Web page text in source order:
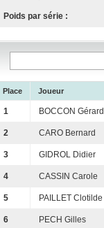
Poids par série :
Place Joueur
1 BOCCON Gérard
2 CARO Bernard
3 GIDROL Didier
4 CASSIN Carole
5 PAILLET Clotilde
6 PECH Gilles